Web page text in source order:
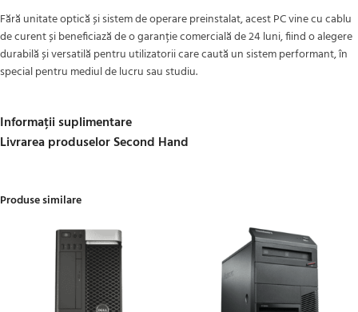
Fără unitate optică și sistem de operare preinstalat, acest PC vine cu cablu
de curent și beneficiază de o garanție comercială de 24 luni, fiind o alegere
durabilă și versatilă pentru utilizatorii care caută un sistem performant, în
special pentru mediul de lucru sau studiu.
Informații suplimentare
Livrarea produselor Second Hand
Produse similare